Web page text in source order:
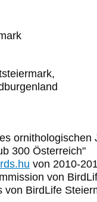
ornithologischen
300 Österreich"
von 2010-
von
von BirdLife